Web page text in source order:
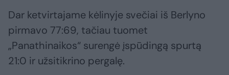
Dar ketvirtajame kėlinyje svečiai iš Berlyno
pirmavo 77:69, tačiau tuomet
„Panathinaikos“ surengė įspūdingą spurtą
21:0 ir užsitikrino pergalę.